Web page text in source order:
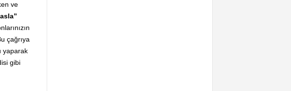
ve
çağrıya
yaparak
gibi